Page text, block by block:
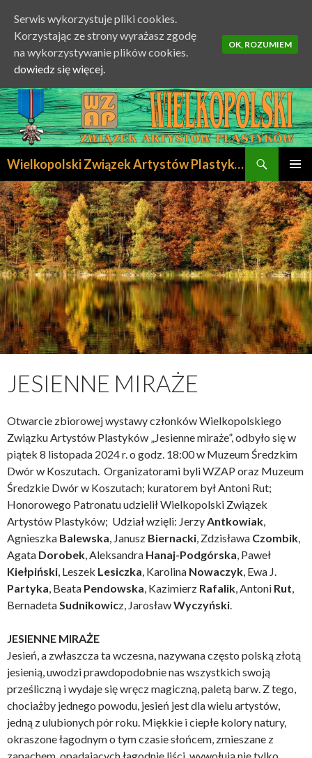
Wielkopolski Związek Artystów Plastyków
MENU
DO
TREŚCI
JESIENNE MIRAŻE
Otwarcie zbiorowej wystawy członków Wielkopolskiego
Związku Artystów Plastyków „Jesienne miraże”, odbyło się w
piątek 8 listopada 2024 r. o godz. 18:00 w Muzeum Średzkim
Dwór w Koszutach. Organizatorami byli WZAP oraz Muzeum
Średzkie Dwór w Koszutach; kuratorem był Antoni Rut;
Honorowego Patronatu udzielił Wielkopolski Związek
Artystów Plastyków; Udział wzięli: JerzyAntkowiak,
Agnieszka Balewska, Janusz Biernacki, Zdzisława Czombik,
Agata Dorobek, Aleksandra Hanaj-Podgórska, Paweł
Kiełpiński, Leszek Lesiczka, Karolina Nowaczyk, Ewa J.
Partyka, Beata Pendowska, Kazimierz Rafalik, Antoni Rut,
BernadetaSudnikowicz, JarosławWyczyński.
JESIENNE MIRAŻE
Jesień, a zwłaszcza ta wczesna, nazywana często polską złotą
jesienią, uwodzi prawdopodobnie nas wszystkich swoją
prześliczną i wydaje się wręcz magiczną, paletą barw. Z tego,
chociażby jednego powodu, jesień jest dla wielu artystów,
jedną z ulubionych pór roku. Miękkie i ciepłe kolory natury,
okraszone łagodnym o tym czasie słońcem, zmieszane z
Serwis wykorzystuje pliki cookies.
Korzystając ze strony wyrażasz zgodę
na wykorzystywanie plików cookies.
dowiedz się więcej.
OK, ROZUMIEM